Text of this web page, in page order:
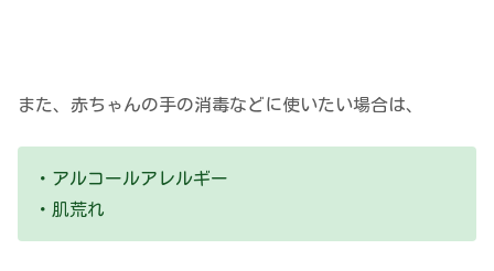
また、赤ちゃんの手の消毒などに使いたい場合は、
・アルコールアレルギー
・肌荒れ